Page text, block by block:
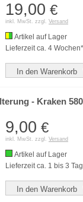
19,00 €
inkl. MwSt. zzgl. Versand
Artikel auf Lager
Lieferzeit ca. 4 Wochen*
In den Warenkorb
- Kraken
9,00 €
inkl. MwSt. zzgl. Versand
Artikel auf Lager
Lieferzeit ca. 1 bis 3
In den Warenkorb